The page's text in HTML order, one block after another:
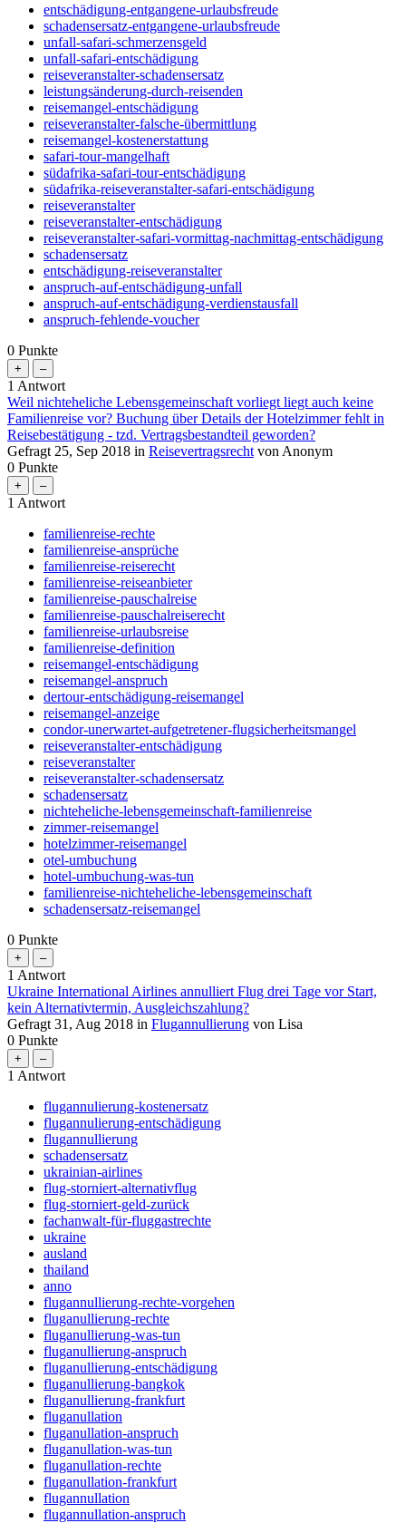
entschädigung-entgangene-urlaubsfreude
schadensersatz-entgangene-urlaubsfreude
unfall-safari-schmerzensgeld
unfall-safari-entschädigung
reiseveranstalter-schadensersatz
leistungsänderung-durch-reisenden
reisemangel-entschädigung
reiseveranstalter-falsche-übermittlung
reisemangel-kostenerstattung
safari-tour-mangelhaft
südafrika-safari-tour-entschädigung
südafrika-reiseveranstalter-safari-entschädigung
reiseveranstalter
reiseveranstalter-entschädigung
reiseveranstalter-safari-vormittag-nachmittag-entschädigung
schadensersatz
entschädigung-reiseveranstalter
anspruch-auf-entschädigung-unfall
anspruch-auf-entschädigung-verdienstausfall
anspruch-fehlende-voucher
0 Punkte
1 Antwort
Weil nichteheliche Lebensgemeinschaft vorliegt liegt auch keine
Familienreise vor? Buchung über Details der Hotelzimmer fehlt in
Reisebestätigung - tzd. Vertragsbestandteil geworden?
Gefragt 25, Sep 2018 in Reisevertragsrecht von Anonym
0 Punkte
1 Antwort
familienreise-rechte
familienreise-ansprüche
familienreise-reiserecht
familienreise-reiseanbieter
familienreise-pauschalreise
familienreise-pauschalreiserecht
familienreise-urlaubsreise
familienreise-definition
reisemangel-entschädigung
reisemangel-anspruch
dertour-entschädigung-reisemangel
reisemangel-anzeige
condor-unerwartet-aufgetretener-flugsicherheitsmangel
reiseveranstalter-entschädigung
reiseveranstalter
reiseveranstalter-schadensersatz
schadensersatz
nichteheliche-lebensgemeinschaft-familienreise
zimmer-reisemangel
hotelzimmer-reisemangel
otel-umbuchung
hotel-umbuchung-was-tun
familienreise-nichteheliche-lebensgemeinschaft
schadensersatz-reisemangel
0 Punkte
1 Antwort
Ukraine International Airlines annulliert Flug drei Tage vor Start,
kein Alternativtermin, Ausgleichszahlung?
Gefragt 31, Aug 2018 in Flugannullierung von Lisa
0 Punkte
1 Antwort
flugannulierung-kostenersatz
flugannulierung-entschädigung
flugannullierung
schadensersatz
ukrainian-airlines
flug-storniert-alternativflug
flug-storniert-geld-zurück
fachanwalt-für-fluggastrechte
ukraine
ausland
thailand
anno
flugannullierung-rechte-vorgehen
fluganullierung-rechte
fluganullierung-was-tun
fluganullierung-anspruch
fluganullierung-entschädigung
fluganullierung-bangkok
fluganullierung-frankfurt
fluganullation
fluganullation-anspruch
fluganullation-was-tun
fluganullation-rechte
fluganullation-frankfurt
flugannullation
flugannullation-anspruch